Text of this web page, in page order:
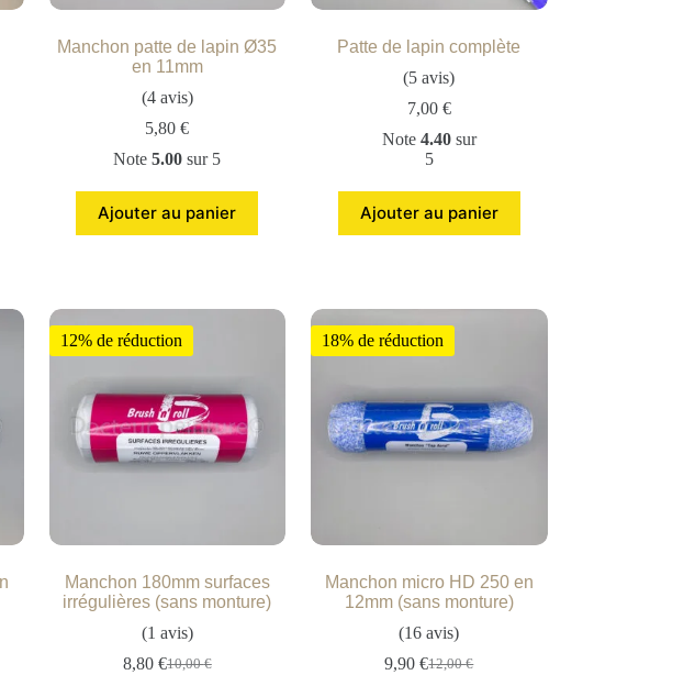
Manchon patte de lapin Ø35
en 11mm
(4 avis)
5,80€
Note5.00 sur 5
Ajouter au panier
Patte de lapin complète
(5 avis)
7,00 €
Note 4.40sur
5
Ajouter au panier
12% de réduction
Manchon 180mm surfaces
irrégulières (sans monture)
(1 avis)
10,00€
8,80 €
18% de réduction
Manchon micro HD 250 en
12mm (sans monture)
(16 avis)
12,00€
9,90€